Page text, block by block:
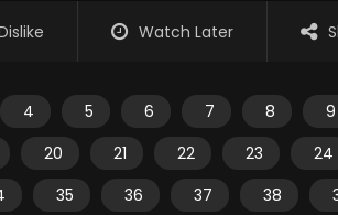
Watch Later
4 5 6 7 8 9
20
21 22 23 24
35 36 37 38